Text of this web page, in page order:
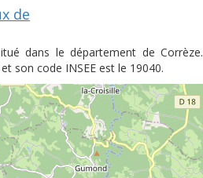
de
dans le département de Corrèze.
son code INSEE est le 19040.